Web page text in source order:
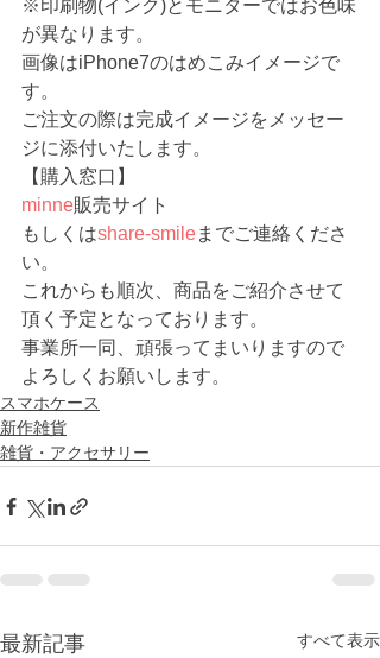
※印刷物(インク)とモニターではお色味
が異なります。
画像はiPhone7のはめこみイメージで
す。
ご注文の際は完成イメージをメッセー
ジに添付いたします。
【購入窓口】
minne販売サイト
もしくはshare-smileまでご連絡くださ
い。
これからも順次、商品をご紹介させて
頂く予定となっております。
事業所一同、頑張ってまいりますので
よろしくお願いします。
スマホケース
新作雑貨
雑貨・アクセサリー
最新記事 すべて表示